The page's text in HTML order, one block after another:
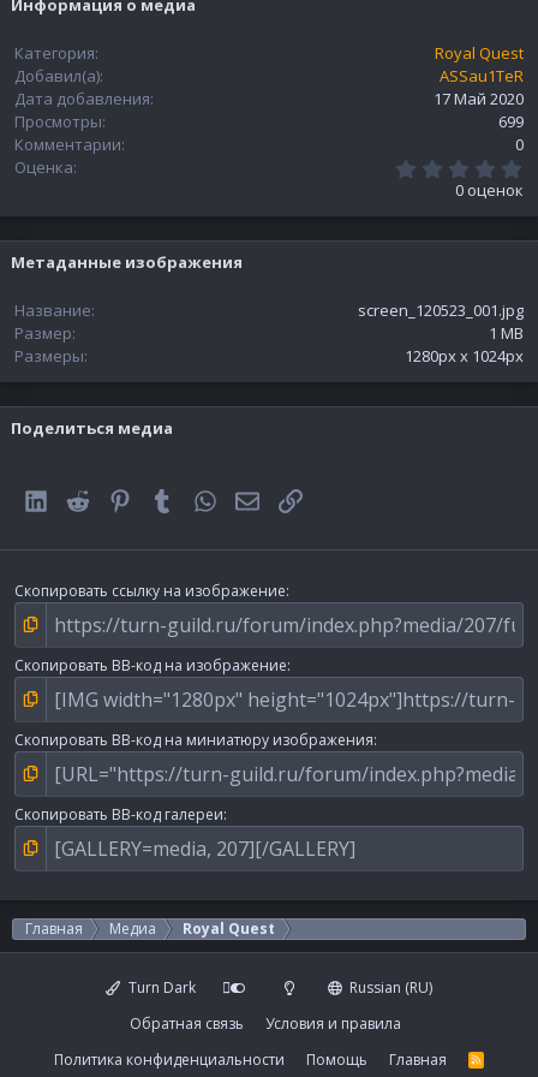
Информация о медиа
Категория
Royal Quest
Добавил(а)
ASSau1TeR
Дата добавления
17 Май 2020
Просмотры
699
Комментарии
0
Оценка
0
з
д
0 оценок
Метаданные изображения
Название
screen_120523_001.jpg
Размер
1 MB
Размеры
1280px x 1024px
Поделиться медиа
LinkedInReddit PinterestTumblrWhatsAppЭлектронная почта
Ссылка
Скопировать ссылку на изображение
Скопировать BB-код на изображение
Скопировать BB-код на миниатюру изображения
Скопировать BB-код галереи
Главная Медиа Royal Quest
Turn Dark
Russian (RU)
Обратная связь
Условия и правила
Политика конфиденциальности
Помощь Главная
R